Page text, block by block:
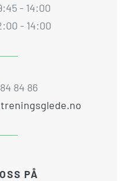
- 14:00
- 14:00
84 86
PÅ